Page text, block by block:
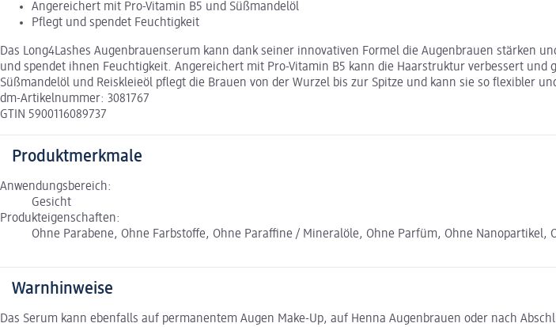
Angereichert mit Pro-Vitamin B5 und Süßmandelöl
Pflegt und spendet Feuchtigkeit
Das Long4Lashes Augenbrauenserum kann dank seiner innovativen Formel die Augenbrauen stärken
und spendet ihnen Feuchtigkeit. Angereichert mit Pro-Vitamin B5 kann die Haarstruktur verbessert
Süßmandelöl und Reiskleieöl pflegt die Brauen von der Wurzel bis zur Spitze und kann sie so flexibler
dm-Artikelnummer: 3081767
GTIN 5900116089737
Produktmerkmale
Anwendungsbereich:
Gesicht
Produkteigenschaften:
Ohne Parabene, Ohne Farbstoffe, Ohne Paraffine / Mineralöle, Ohne Parfüm, Ohne
Warnhinweise
Das Serum kann ebenfalls auf permanentem Augen Make-Up, auf Henna Augenbrauen oder nach